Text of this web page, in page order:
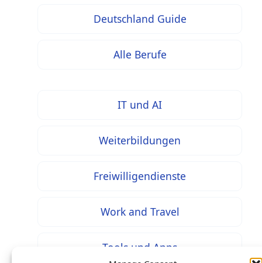
Deutschland Guide
Alle Berufe
IT und AI
Weiterbildungen
Freiwilligendienste
Work and Travel
Tools und Apps